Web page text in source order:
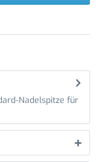
Nadelspitze für